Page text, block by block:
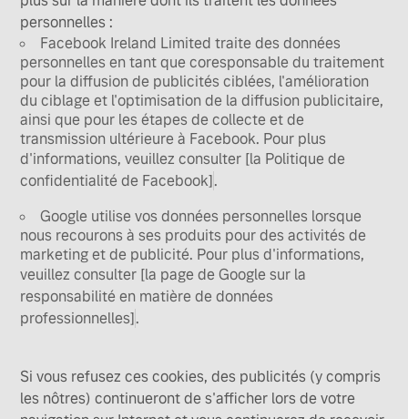
personnelles :
Facebook Ireland Limited traite des données
personnelles en tant que coresponsable du traitement
pour la diffusion de publicités ciblées, l'amélioration
du ciblage et l'optimisation de la diffusion publicitaire,
ainsi que pour les étapes de collecte et de
transmission ultérieure à Facebook. Pour plus
d'informations, veuillez consulter [la Politique de
confidentialité de Facebook].
Google utilise vos données personnelles lorsque
nous recourons à ses produits pour des activités de
marketing et de publicité. Pour plus d'informations,
veuillez consulter [la page de Google sur la
responsabilité en matière de données
professionnelles].
Si vous refusez ces cookies, des publicités (y compris
les nôtres) continueront de s'afficher lors de votre